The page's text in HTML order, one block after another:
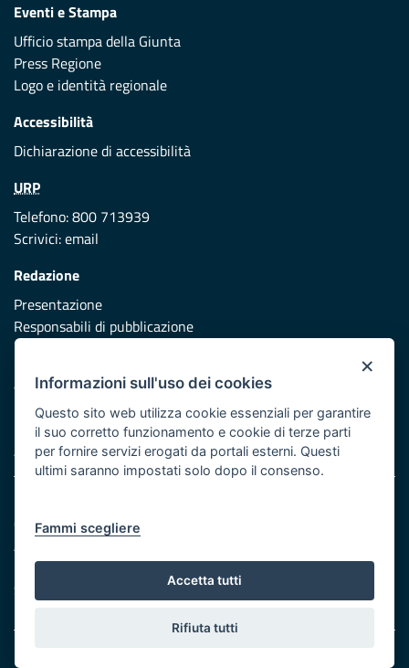
Eventi e Stampa
Ufficio stampa della Giunta
Press Regione
Logo e identità regionale
Accessibilità
Dichiarazione di accessibilità
URP
Telefono: 800 713939
Scrivici:email
Redazione
Presentazione
Responsabili di pubblicazione
Vai al sito di Protezione Civile Puglia
Iniziativa finanziata con risorse del POR Puglia 2014/2020 -
Asse XI
Cookie e privacy
Atti di notifica
Feed RSS
Servizi Intranet
×
Informazioni sull'uso dei cookies
Questo sito web utilizza cookie essenziali per garantire
il suo corretto funzionamento e cookie di terze parti
per fornire servizi erogati da portali esterni. Questi
ultimi saranno impostati solo dopo il consenso.
Fammi scegliere
Accetta tutti
Rifiuta tutti